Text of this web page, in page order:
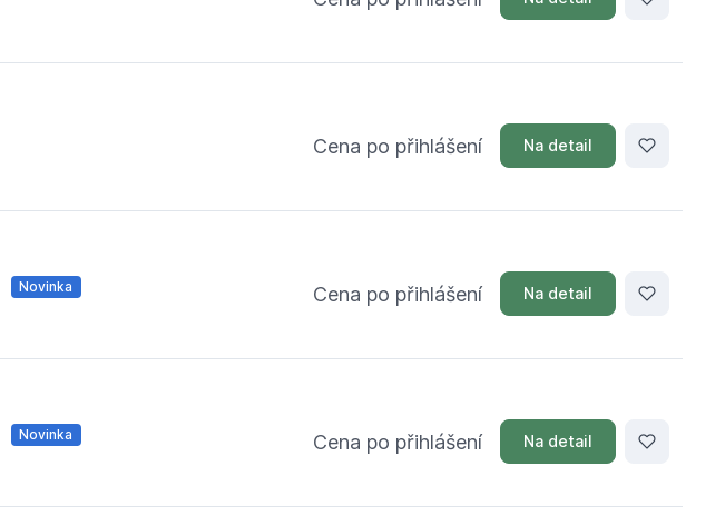
Cena po přihlášení Na detail
Novinka Cena po přihlášení Na detail
Novinka Cena po přihlášení Na detail